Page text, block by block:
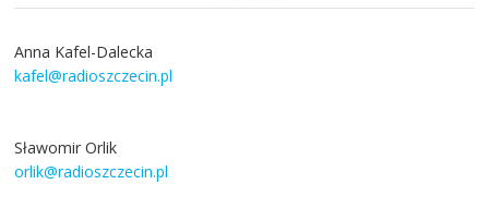
Anna Kafel-Dalecka
kafel@radioszczecin.pl
Sławomir Orlik
orlik@radioszczecin.pl